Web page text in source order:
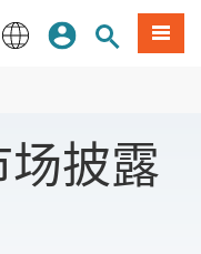
登录网站搜索
項目
披露